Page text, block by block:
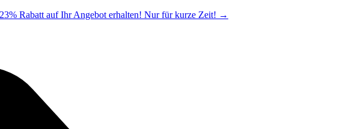
Rabatt auf Ihr Angebot erhalten! Nur für kurze Zeit! →